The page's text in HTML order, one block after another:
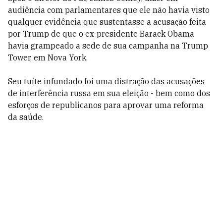
audiência com parlamentares que ele não havia visto
qualquer evidência que sustentasse a acusação feita
por Trump de que o ex-presidente Barack Obama
havia grampeado a sede de sua campanha na Trump
Tower, em Nova York.
Seu tuíte infundado foi uma distração das acusações
de interferência russa em sua eleição - bem como dos
esforços de republicanos para aprovar uma reforma
da saúde.